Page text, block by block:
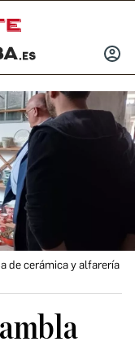
INICIAR
de cerámica y alfarería